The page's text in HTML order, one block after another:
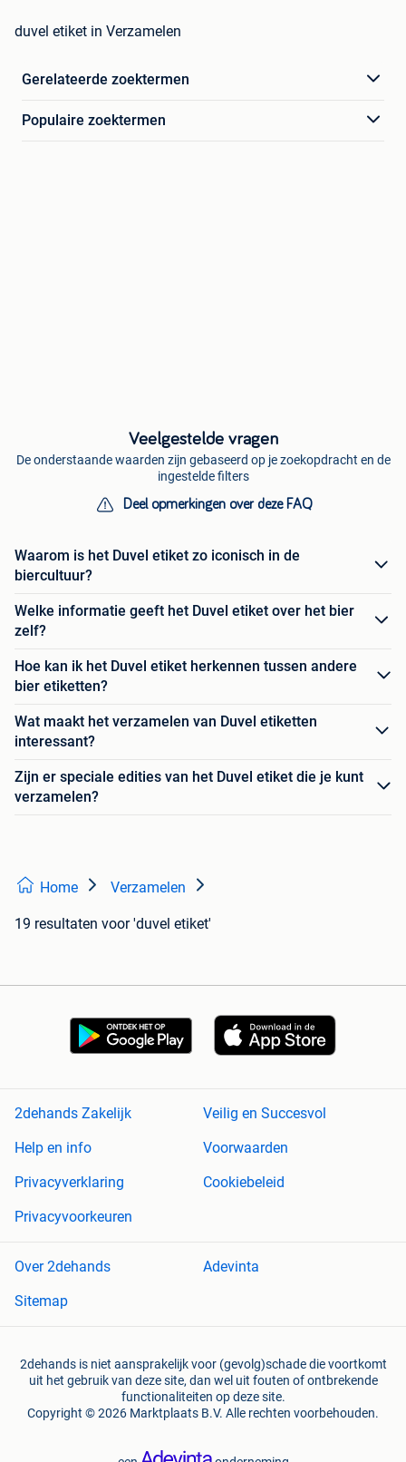
duvel etiket in Verzamelen
Gerelateerde zoektermen
Populaire zoektermen
Veelgestelde vragen
De onderstaande waarden zijn gebaseerd op je zoekopdracht en de
ingestelde filters
Deel opmerkingen over deze FAQ
Waarom is het Duvel etiket zo iconisch in de
biercultuur?
Welke informatie geeft het Duvel etiket over het bier
zelf?
Hoe kan ik het Duvel etiket herkennen tussen andere
bier etiketten?
Wat maakt het verzamelen van Duvel etiketten
interessant?
Zijn er speciale edities van het Duvel etiket die je kunt
verzamelen?
Home Verzamelen
19 resultaten voor 'duvel etiket'
2dehands Zakelijk
Veilig en Succesvol
Help en info
Voorwaarden
Privacyverklaring
Cookiebeleid
Privacyvoorkeuren
Over 2dehands
Adevinta
Sitemap
2dehands is niet aansprakelijk voor (gevolg)schade die voortkomt
uit het gebruik van deze site, dan wel uit fouten of ontbrekende
functionaliteiten op deze site.
Copyright © 2026 Marktplaats B.V. Alle rechten voorbehouden.